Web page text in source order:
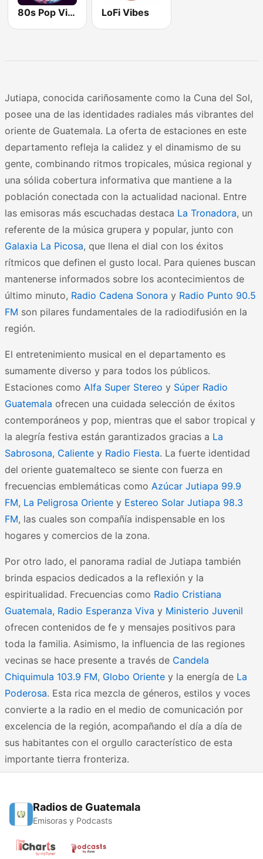
80s Pop Vibes LoFi Vibes
Jutiapa, conocida cariñosamente como la Cuna del Sol,
posee una de las identidades radiales más vibrantes del
oriente de Guatemala. La oferta de estaciones en este
departamento refleja la calidez y el dinamismo de su
gente, combinando ritmos tropicales, música regional y
una sólida cobertura informativa que mantiene a la
población conectada con la actualidad nacional. Entre
las emisoras más escuchadas destaca La Tronadora, un
referente de la música grupera y popular, junto con
Galaxia La Picosa, que llena el dial con los éxitos
rítmicos que definen el gusto local. Para quienes buscan
mantenerse informados sobre los acontecimientos de
último minuto, Radio Cadena Sonora y Radio Punto 90.5
FM son pilares fundamentales de la radiodifusión en la
región.
El entretenimiento musical en el departamento es
sumamente diverso y para todos los públicos.
Estaciones como Alfa Super Stereo y Súper Radio
Guatemala ofrecen una cuidada selección de éxitos
contemporáneos y pop, mientras que el sabor tropical y
la alegría festiva están garantizados gracias a La
Sabrosona, Caliente y Radio Fiesta. La fuerte identidad
del oriente guatemalteco se siente con fuerza en
frecuencias emblemáticas como Azúcar Jutiapa 99.9
FM, La Peligrosa Oriente y Estereo Solar Jutiapa 98.3
FM, las cuales son compañía indispensable en los
hogares y comercios de la zona.
Por otro lado, el panorama radial de Jutiapa también
brinda espacios dedicados a la reflexión y la
espiritualidad. Frecuencias como Radio Cristiana
Guatemala, Radio Esperanza Viva y Ministerio Juvenil
ofrecen contenidos de fe y mensajes positivos para
toda la familia. Asimismo, la influencia de las regiones
vecinas se hace presente a través de Candela
Chiquimula 103.9 FM, Globo Oriente y la energía de La
Poderosa. Esta rica mezcla de géneros, estilos y voces
convierte a la radio en el medio de comunicación por
excelencia de la región, acompañando el día a día de
sus habitantes con el orgullo característico de esta
importante tierra fronteriza.
Radios de Guatemala
Emisoras y Podcasts